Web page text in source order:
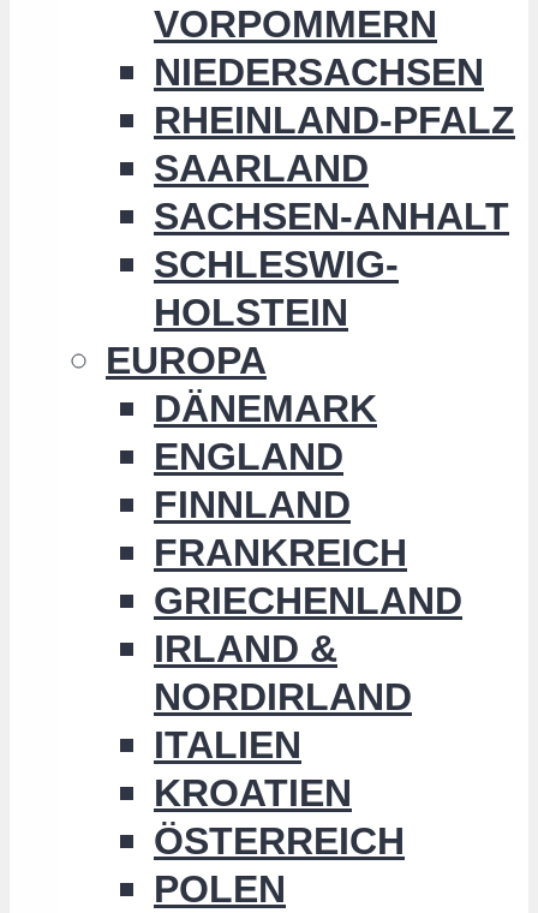
VORPOMMERN
NIEDERSACHSEN
RHEINLAND-PFALZ
SAARLAND
SACHSEN-ANHALT
SCHLESWIG-
HOLSTEIN
EUROPA
DÄNEMARK
ENGLAND
FINNLAND
FRANKREICH
GRIECHENLAND
IRLAND &
NORDIRLAND
ITALIEN
KROATIEN
ÖSTERREICH
POLEN